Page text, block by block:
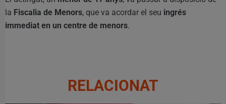
la Fiscalia de Menors, que va acordar el seu ingrés
immediat en un centre de menors.
RELACIONAT